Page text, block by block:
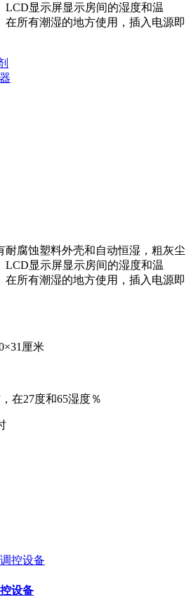
LCD显示屏显示房间的湿度和温
在所有潮湿的地方使用，插入电源即
PUR-S
耐腐蚀塑料外壳和自动恒湿，粗灰尘
LCD显示屏显示房间的湿度和温
在所有潮湿的地方使用，插入电源即
厘米
在27度和65湿度％
设备